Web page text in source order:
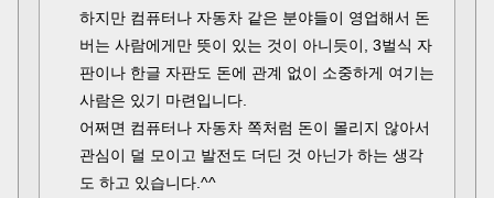
하지만 컴퓨터나 자동차 같은 분야들이 영업해서 돈
버는 사람에게만 뜻이 있는 것이 아니듯이, 3벌식 자
판이나 한글 자판도 돈에 관계 없이 소중하게 여기는
사람은 있기 마련입니다.
어쩌면 컴퓨터나 자동차 쪽처럼 돈이 몰리지 않아서
관심이 덜 모이고 발전도 더딘 것 아닌가 하는 생각
도 하고 있습니다.^^